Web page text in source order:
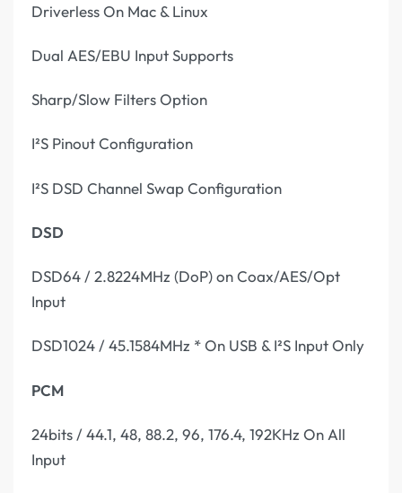
Driverless On Mac & Linux
Dual AES/EBU Input Supports
Sharp/Slow Filters Option
I²S Pinout Configuration
I²S DSD Channel Swap Configuration
DSD
DSD64 / 2.8224MHz (DoP) on Coax/AES/Opt
Input
DSD1024 / 45.1584MHz * On USB & I²S Input Only
PCM
24bits / 44.1, 48, 88.2, 96, 176.4, 192KHz On All
Input